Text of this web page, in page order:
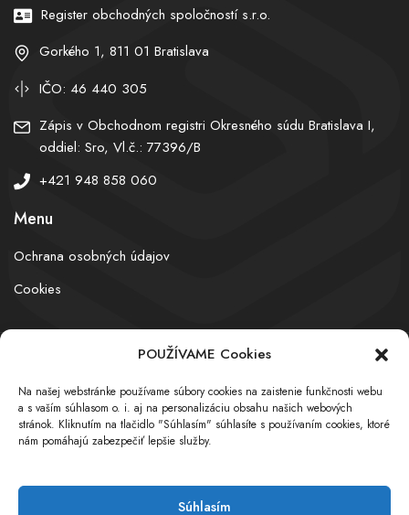
POUŽÍVAME Cookies
Na našej webstránke používame súbory cookies na zaistenie funkčnosti webu
a s vaším súhlasom o. i. aj na personalizáciu obsahu našich webových
stránok. Kliknutím na tlačidlo "Súhlasím" súhlasíte s používaním cookies, ktoré
nám pomáhajú zabezpečiť lepšie služby.
Súhlasím
Register obchodných spoločností s.r.o.
Gorkého 1, 811 01 Bratislava
IČO: 46 440 305
Zápis v Obchodnom registri Okresného súdu Bratislava I,
oddiel: Sro, Vl.č.: 77396/B
+421 948 858 060
Menu
Ochrana osobných údajov
Cookies